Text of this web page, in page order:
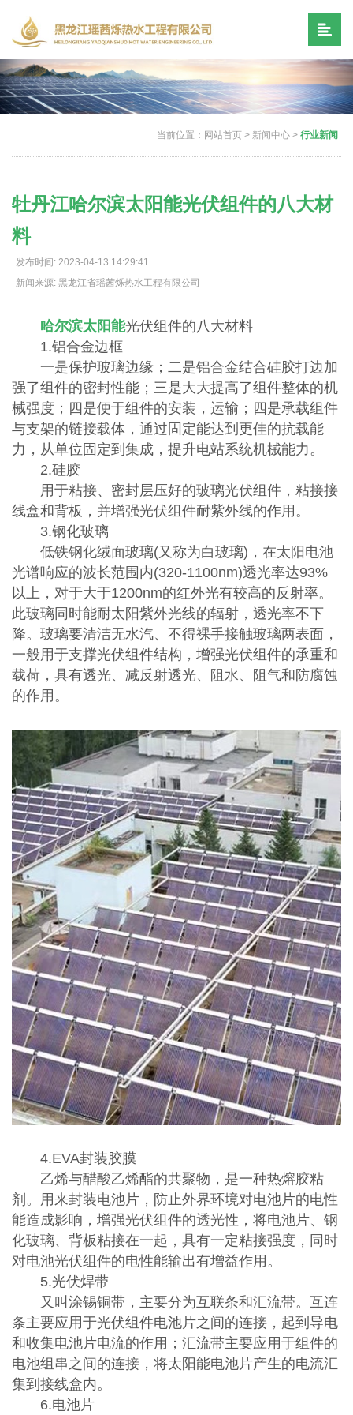
当前位置： 网站首页 > 新闻中心 > 行业新闻
牡丹江哈尔滨太阳能光伏组件的八大材
料
发布时间: 2023-04-13 14:29:41
新闻来源: 黑龙江省瑶茜烁热水工程有限公司
哈尔滨太阳能光伏组件的八大材料
1.铝合金边框
一是保护玻璃边缘；二是铝合金结合硅胶打边加
强了组件的密封性能；三是大大提高了组件整体的机
械强度；四是便于组件的安装，运输；四是承载组件
与支架的链接载体，通过固定能达到更佳的抗载能
力，从单位固定到集成，提升电站系统机械能力。
2.硅胶
用于粘接、密封层压好的玻璃光伏组件，粘接接
线盒和背板，并增强光伏组件耐紫外线的作用。
3.钢化玻璃
低铁钢化绒面玻璃(又称为白玻璃)，在太阳电池
光谱响应的波长范围内(320-1100nm)透光率达93%
以上，对于大于1200nm的红外光有较高的反射率。
此玻璃同时能耐太阳紫外光线的辐射，透光率不下
降。玻璃要清洁无水汽、不得裸手接触玻璃两表面，
一般用于支撑光伏组件结构，增强光伏组件的承重和
载荷，具有透光、减反射透光、阻水、阻气和防腐蚀
的作用。
4.EVA封装胶膜
乙烯与醋酸乙烯酯的共聚物，是一种热熔胶粘
剂。用来封装电池片，防止外界环境对电池片的电性
能造成影响，增强光伏组件的透光性，将电池片、钢
化玻璃、背板粘接在一起，具有一定粘接强度，同时
对电池光伏组件的电性能输出有增益作用。
5.光伏焊带
又叫涂锡铜带，主要分为互联条和汇流带。互连
条主要应用于光伏组件电池片之间的连接，起到导电
和收集电池片电流的作用；汇流带主要应用于组件的
电池组串之间的连接，将太阳能电池片产生的电流汇
集到接线盒内。
6.电池片